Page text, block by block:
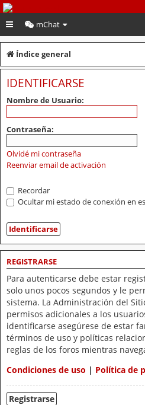
PeruVoley.com
mChat
Índice general
IDENTIFICARSE
Nombre de Usuario:
Contraseña:
Olvidé mi contraseña
Reenviar email de activación
Recordar
Ocultar mi estado de conexión en
REGISTRARSE
Para autenticarse debe estar
solo unos pocos segundos y le
sistema. La Administración del
permisos adicionales a los
identificarse asegúrese de estar
términos de uso y políticas
reglas de los foros mientras
Condiciones de uso | Política de
Registrarse